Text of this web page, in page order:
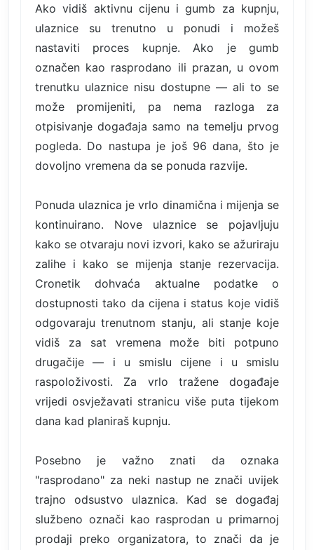
Ako vidiš aktivnu cijenu i gumb za kupnju,
ulaznice su trenutno u ponudi i možeš
nastaviti proces kupnje. Ako je gumb
označen kao rasprodano ili prazan, u ovom
trenutku ulaznice nisu dostupne — ali to se
može promijeniti, pa nema razloga za
otpisivanje događaja samo na temelju prvog
pogleda. Do nastupa je još 96 dana, što je
dovoljno vremena da se ponuda razvije.
Ponuda ulaznica je vrlo dinamična i mijenja se
kontinuirano. Nove ulaznice se pojavljuju
kako se otvaraju novi izvori, kako se ažuriraju
zalihe i kako se mijenja stanje rezervacija.
Cronetik dohvaća aktualne podatke o
dostupnosti tako da cijena i status koje vidiš
odgovaraju trenutnom stanju, ali stanje koje
vidiš za sat vremena može biti potpuno
drugačije — i u smislu cijene i u smislu
raspoloživosti. Za vrlo tražene događaje
vrijedi osvježavati stranicu više puta tijekom
dana kad planiraš kupnju.
Posebno je važno znati da oznaka
"rasprodano" za neki nastup ne znači uvijek
trajno odsustvo ulaznica. Kad se događaj
službeno označi kao rasprodan u primarnoj
prodaji preko organizatora, to znači da je